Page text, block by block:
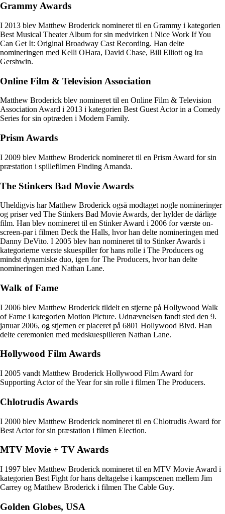
Grammy Awards
I 2013 blev Matthew Broderick nomineret til en Grammy i kategorien
Best Musical Theater Album for sin medvirken i Nice Work If You
Can Get It: Original Broadway Cast Recording. Han delte
nomineringen med Kelli OHara, David Chase, Bill Elliott og Ira
Gershwin.
Online Film & Television Association
Matthew Broderick blev nomineret til en Online Film & Television
Association Award i 2013 i kategorien Best Guest Actor in a Comedy
Series for sin optræden i Modern Family.
Prism Awards
I 2009 blev Matthew Broderick nomineret til en Prism Award for sin
præstation i spillefilmen Finding Amanda.
The Stinkers Bad Movie Awards
Uheldigvis har Matthew Broderick også modtaget nogle nomineringer
og priser ved The Stinkers Bad Movie Awards, der hylder de dårlige
film. Han blev nomineret til en Stinker Award i 2006 for værste on-
screen-par i filmen Deck the Halls, hvor han delte nomineringen med
Danny DeVito. I 2005 blev han nomineret til to Stinker Awards i
kategorierne værste skuespiller for hans rolle i The Producers og
mindst dynamiske duo, igen for The Producers, hvor han delte
nomineringen med Nathan Lane.
Walk of Fame
I 2006 blev Matthew Broderick tildelt en stjerne på Hollywood Walk
of Fame i kategorien Motion Picture. Udnævnelsen fandt sted den 9.
januar 2006, og stjernen er placeret på 6801 Hollywood Blvd. Han
delte ceremonien med medskuespilleren Nathan Lane.
Hollywood Film Awards
I 2005 vandt Matthew Broderick Hollywood Film Award for
Supporting Actor of the Year for sin rolle i filmen The Producers.
Chlotrudis Awards
I 2000 blev Matthew Broderick nomineret til en Chlotrudis Award for
Best Actor for sin præstation i filmen Election.
MTV Movie + TV Awards
I 1997 blev Matthew Broderick nomineret til en MTV Movie Award i
kategorien Best Fight for hans deltagelse i kampscenen mellem Jim
Carrey og Matthew Broderick i filmen The Cable Guy.
Golden Globes, USA